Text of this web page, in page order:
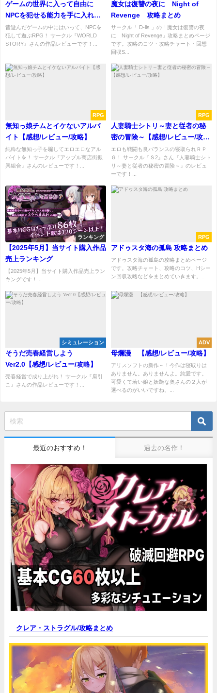
ゲームの世界に入って自由に
NPCを犯せる能力を手に入れた
【感想/レビュー/攻略】
昔遊んだゲームの中にはいって、NPCを
犯して遊ぶRPG！ サークル『WORLD
STORY』さんの作品レビューです！...
魔女は復讐の夜に Night of
Revenge 攻略まとめ
サークル「 D-lis 」の「魔女は復讐の夜
に Night of Revenge」攻略まとめページ
です。攻略のコツ・攻略チャート・回想
回収S...
RPG
無知っ娘チムとイケないアルバ
イト【感想/レビュー/攻略】
純粋な無知っ子を騙してエロエロなアル
バイトを！ サークル『アップル商店街振
興組合』さんのレビューです！...
RPG
人妻騎士シトリ～妻と従者の秘
密の冒険～【感想/レビュー/攻
略】
エロも戦闘も良バランスの寝取られＲＰ
Ｇ！ サークル『Ｓ2』さん『人妻騎士シト
リ～妻と従者の秘密の冒険～』のレビュ
ーです！...
ランキング
【2025年5月】当サイト購入作品
売上ランキング
【2025年5月】当サイト購入作品売上ラン
キングです！...
RPG
アドゥスタ海の孤島 攻略まとめ
アドゥスタ海の孤島の攻略まとめページ
です。攻略チャート、攻略のコツ、Hシー
ン回収攻略などをまとめていきます。...
シミュレーション
そうだ売春経営しよう
Ver2.0【感想/レビュー/攻略】
売春経営で成り上がれ！ サークル『肩引
こ』さんの作品レビューです！...
ADV
母爛漫 【感想/レビュー/攻略】
アリスソフトの新作～！今作は寝取りは
ありません。ありませんよ。純愛です。
可愛くて若い娘と妖艶な奥さんの２人が
選べるのがいいですね。...
最近のおすすめ！ 過去の名作！
クレア・ストラグル/攻略まとめ